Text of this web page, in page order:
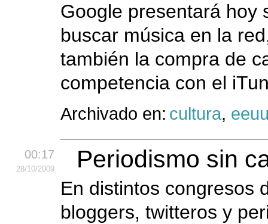
Google presentará hoy
buscar música en la
también la compra de
competencia con el
Archivado en: cultura,
00:17
28/10/2009 Periodismo sin
En distintos congresos
bloggers, twitteros y